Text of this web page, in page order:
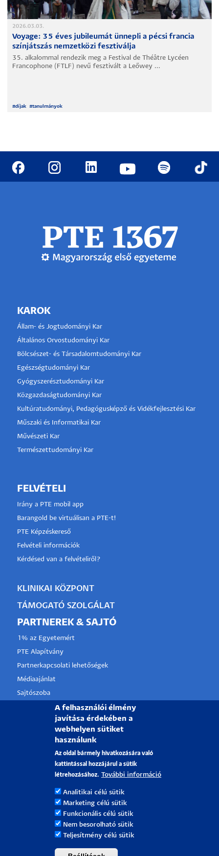
2026.03.03.
Voyage: 35 éves jubileumát ünnepli a pécsi francia
színjátszás nemzetközi fesztiválja
35. alkalommal rendezik meg a Festival de Théâtre Lycéen
Francophone (FTLF) nevű fesztivált a Leőwey ...
#díjak #tanulmányok
KAROK
Állam- és Jogtudományi Kar
Általános Orvostudományi Kar
Bölcsészet- és Társadalomtudományi Kar
Egészségtudományi Kar
Gyógyszerésztudományi Kar
Közgazdaságtudományi Kar
Kultúratudományi, Pedagógusképző és Vidékfejlesztési Kar
Műszaki és Informatikai Kar
Művészeti Kar
Természettudományi Kar
FELVÉTELI
Irány a PTE mobil app
Barangold be virtuálisan a PTE-t!
PTE Képzéskereső
Felvételi információk
Kérdésed van a felvételiről?
KLINIKAI KÖZPONT
TÁMOGATÓ SZOLGÁLAT
PARTNEREK & SAJTÓ
1% az Egyetemért
PTE Alapítvány
Partnerkapcsolati lehetőségek
Médiaajánlat
Sajtószoba
Pályázati projektek
PÉCSI TUDOMÁNYEGYETEM
H-7622 Pécs, Vasvári Pál utca. 4.
Tel.:+36-72/501-500
Rektori Kabinet: +36 30/787-2913
A felhasználói élmény
javítása érdekében a
webhelyen sütiket
használunk
Az oldal bármely hivatkozására való
kattintással hozzájárul a sütik
létrehozásához. További információ
Analitikai célú sütik
Marketing célú sütik
Funkcionális célú sütik
Nem besorolható sütik
Teljesítmény célú sütik